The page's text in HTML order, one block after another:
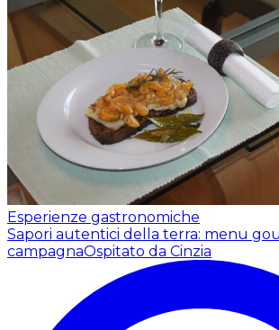
Esperienze gastronomiche
Sapori autentici della terra: menu
campagnaOspitato da Cinzia